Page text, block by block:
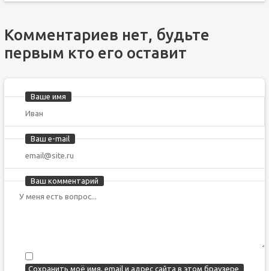
Комментариев нет, будьте
первым кто его оставит
Ваше имя
Ваш e-mail
Ваш комментарий
Сохранить моё имя, email и адрес сайта в этом браузере